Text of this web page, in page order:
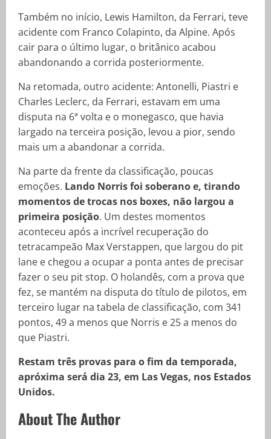
Também no início, Lewis Hamilton, da Ferrari, teve
acidente com Franco Colapinto, da Alpine. Após
cair para o último lugar, o britânico acabou
abandonando a corrida posteriormente.
Na retomada, outro acidente: Antonelli, Piastri e
Charles Leclerc, da Ferrari, estavam em uma
disputa na 6ª volta e o monegasco, que havia
largado na terceira posição, levou a pior, sendo
mais um a abandonar a corrida.
Na parte da frente da classificação, poucas
emoções. Lando Norris foi soberano e, tirando
momentos de trocas nos boxes, não largou a
primeira posição. Um destes momentos
aconteceu após a incrível recuperação do
tetracampeão Max Verstappen, que largou do pit
lane e chegou a ocupar a ponta antes de precisar
fazer o seu pit stop. O holandês, com a prova que
fez, se mantém na disputa do título de pilotos, em
terceiro lugar na tabela de classificação, com 341
pontos, 49 a menos que Norris e 25 a menos do
que Piastri.
Restam três provas para o fim da temporada,
apróxima será dia 23, em Las Vegas, nos Estados
Unidos.
About The Author